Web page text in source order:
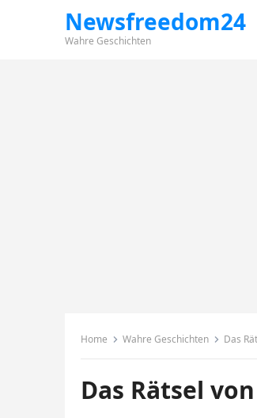
Newsfreedom24
Wahre Geschichten
Home Wahre Geschichten Das
Das Rätsel